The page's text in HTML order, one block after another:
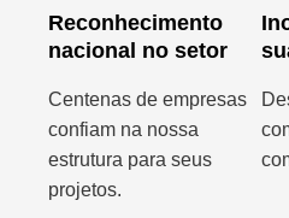
Reconhecimento
nacional no setor
Centenas de empresas
confiam na nossa
estrutura para seus
projetos.